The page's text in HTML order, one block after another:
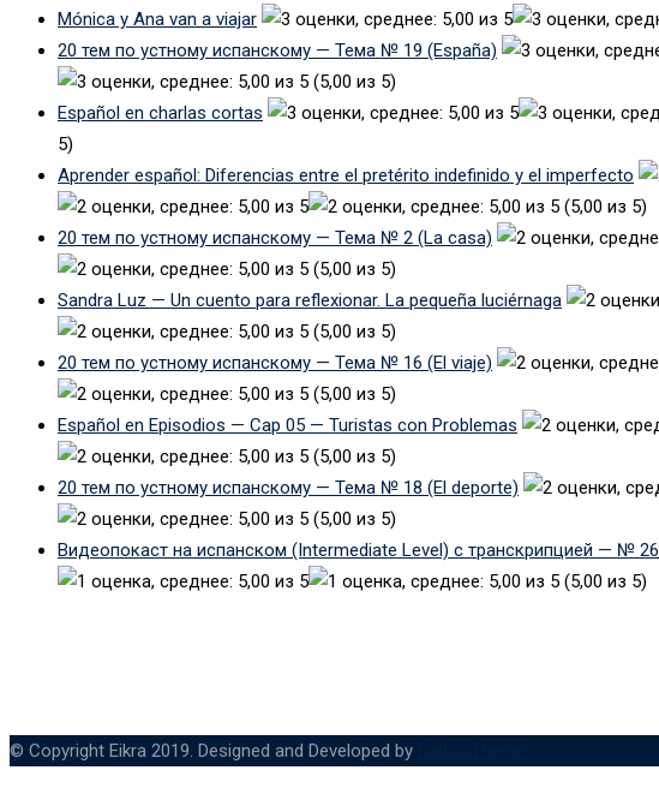
Mónica y Ana van a viajar
20 тем по устному испанскому — Тема № 19 (España)
(5,00 из 5)
Español en charlas cortas
5)
Aprender español: Diferencias entre el pretérito indefinido y el imperfecto
(5,00 из 5)
20 тем по устному испанскому — Тема № 2 (La casa)
(5,00 из 5)
Sandra Luz — Un cuento para reflexionar. La pequeña luciérnaga
(5,00 из 5)
20 тем по устному испанскому — Тема № 16 (El viaje)
(5,00 из 5)
Español en Episodios — Cap 05 — Turistas con Problemas
(5,00 из 5)
20 тем по устному испанскому — Тема № 18 (El deporte)
(5,00 из 5)
Видеопокаст на испанском (Intermediate Level) с транскрипцией — № 26
(5,00 из 5)
© Copyright Eikra 2019. Designed and Developed by